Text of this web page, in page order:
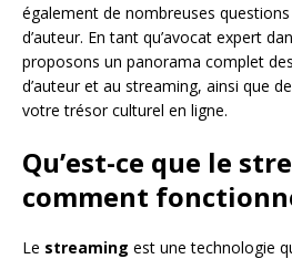
également de nombreuses
d’auteur. En tant qu’avocat expert
proposons un panorama complet
d’auteur et au streaming, ainsi que
votre trésor culturel en ligne.
Qu’est-ce que le
comment
Le streaming est une technologie